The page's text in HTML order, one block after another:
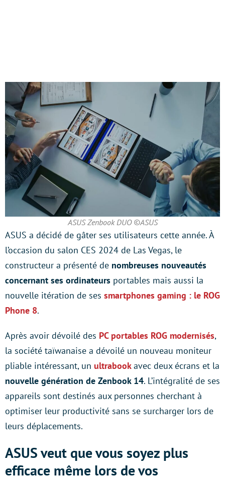
ASUS Zenbook DUO ©ASUS
ASUS a décidé de gâter ses utilisateurs cette année. À
l’occasion du salon CES 2024 de Las Vegas, le
constructeur a présenté de nombreuses nouveautés
concernant ses ordinateurs portables mais aussi la
nouvelle itération de ses smartphones gaming : le ROG
Phone 8.
Après avoir dévoilé des PC portables ROG modernisés,
la société taïwanaise a dévoilé un nouveau moniteur
pliable intéressant, un ultrabookavec deux écrans et la
nouvelle génération de Zenbook 14. L’intégralité de ses
appareils sont destinés aux personnes cherchant à
optimiser leur productivité sans se surcharger lors de
leurs déplacements.
ASUS veut que vous soyez plus
efficace même lors de vos